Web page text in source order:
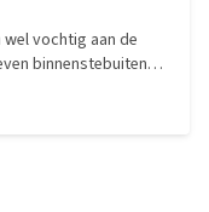
vochtig aan de
binnenstebuiten